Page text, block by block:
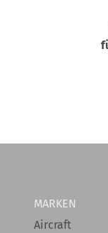
MARKEN
Aircraft